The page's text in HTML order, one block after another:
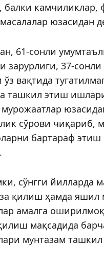
балки камчиликлар,
юзасидан
61-сонли
зарурлиги, 37-
вақтида
ташкил этиш
сўрови чиқариб,
бартараф этиш
сўнгги йилларда
қилиш ҳамда яшил
амалга
мақсадида
мунтазам